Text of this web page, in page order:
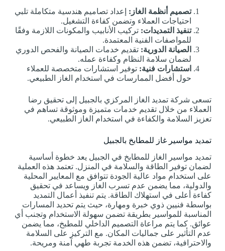
تصميم أنظمة الغاز: إعداد تصاميم هندسية متكاملة تلبي
احتياجات العملاء وتضمن كفاءة التشغيل.
تنفيذ التمديدات: تركيب الأنابيب والمكونات اللازمة وفقًا
للمواصفات الفنية المعتمدة.
الصيانة الدورية: تقديم خدمات الصيانة والفحص الدوري
لضمان سلامة النظام وكفاءة عمله.
استشارات فنية: توفير استشارات متخصصة للعملاء
حول أفضل الممارسات في استخدام الغاز الطبيعي.
تسعى شركة تمديد الغاز المركزي بالجبيل إلى تحقيق رضا
العملاء من خلال تقديم خدمات متميزة وموثوقة تساهم في
تعزيز السلامة والكفاءة في استخدام الغاز الطبيعي.
تمديد مواسير غاز للمطابخ بالجبيل
تمديد مواسير الغاز للمطابخ في الجبيل يعد خطوة أساسية
لضمان توفير الطاقة والسلامة في المنزل. تعتمد هذه العملية
على استخدام مواد عالية الجودة تتوافق مع المعايير المحلية
والدولية، مما يضمن عدم تسرب الغاز ويساعد في تحقيق
كفاءة أعلى في استهلاك الطاقة. يتم تنفيذ أعمال التمديد
بواسطة فنيين ذوي خبرة ومهارة، حيث يتم تحديد المسارات
المناسبة للمواسير بطريقة تضمن سهولة الاستخدام وتجنب أي
عوائق. كما يتم مراعاة التصميم الداخلي للمطبخ، مما يضمن
عدم التأثير على جماليات المكان. مع التركيز على السلامة
والاحترافية، تضمن هذه الخدمة تجربة طهي آمنة ومريحة.